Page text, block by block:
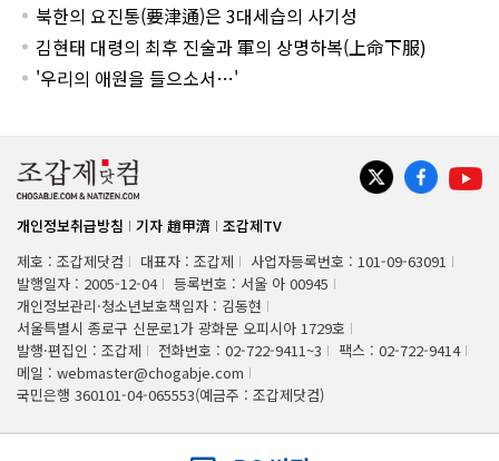
북한의 요진통(要津通)은 3대세습의 사기성
김현태 대령의 최후 진술과 軍의 상명하복(上命下服)
'우리의 애원을 들으소서…'
개인정보취급방침 기자 趙甲濟
조갑제TV
제호 : 조갑제닷컴
대표자 : 조갑제
사업자등록번호 : 101-09-63091
발행일자 : 2005-12-04
등록번호 : 서울 아 00945
개인정보관리·청소년보호책임자 : 김동현
서울특별시 종로구 신문로1가 광화문 오피시아 1729호
발행·편집인 : 조갑제
전화번호 : 02-722-9411~3
팩스 : 02-722-9414
메일 : webmaster@chogabje.com
국민은행 360101-04-065553(예금주 : 조갑제닷컴)